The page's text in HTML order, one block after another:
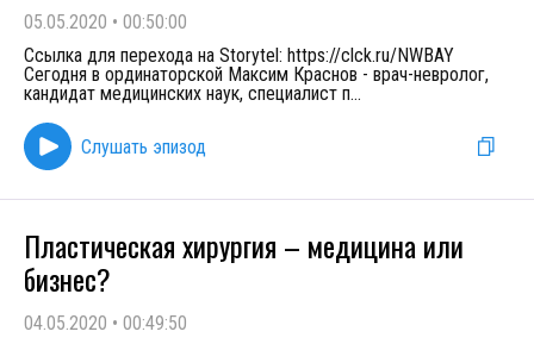
05.05.2020 • 00:50:00
Ссылка для перехода на Storytel: https://clck.ru/NWBAY
Сегодня в ординаторской Максим Краснов - врач-невролог,
кандидат медицинских наук, специалист п...
Слушать эпизод
Пластическая хирургия – медицина или
бизнес?
04.05.2020 • 00:49:50